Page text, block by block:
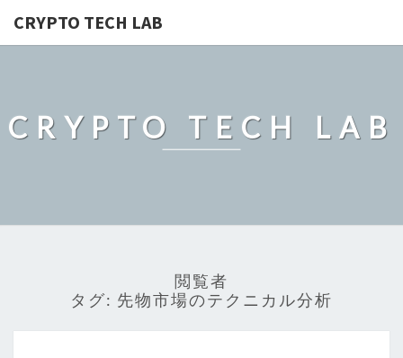
CRYPTO TECH LAB
CRYPTO TECH LAB
閲覧者
タグ: 先物市場のテクニカル分析